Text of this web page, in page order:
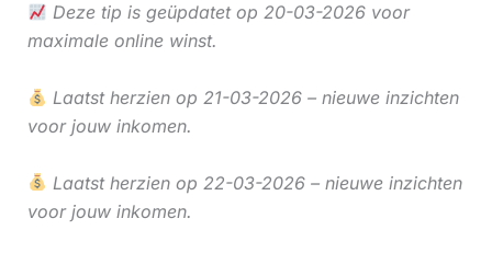
Deze tip is geüpdatet op 20-03-2026 voor
maximale online winst.
Laatst herzien op 21-03-2026 – nieuwe inzichten
voor jouw inkomen.
Laatst herzien op 22-03-2026 – nieuwe inzichten
voor jouw inkomen.